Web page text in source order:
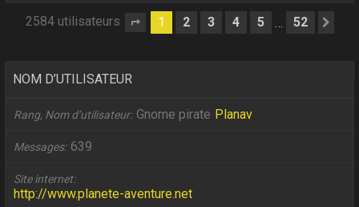
2584 utilisateurs Page 1sur52
1 2 3 4 5 … 52
NOM D’UTILISATEUR
Rang, Nom d’utilisateur Gnome pirate Planav
Messages 639
Site internet
http://www.planete-aventure.net